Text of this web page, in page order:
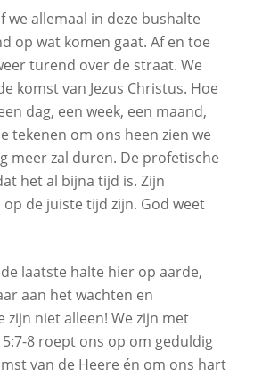
we allemaal in deze bushalte
op wat komen gaat. Af en toe
turend over de straat. We
komst van Jezus Christus. Hoe
dag, een week, een maand,
tekenen om ons heen zien we
meer zal duren. De profetische
het al bijna tijd is. Zijn
de juiste tijd zijn. God weet
laatste halte hier op aarde,
aan het wachten en
zijn niet alleen! We zijn met
5:7-8 roept ons op om geduldig
van de Heere én om ons hart